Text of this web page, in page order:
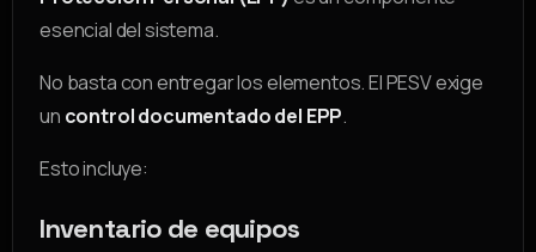
esencial del sistema.
No basta con entregar los elementos. El PESV exige
un control documentado del EPP.
Esto incluye:
Inventario de equipos